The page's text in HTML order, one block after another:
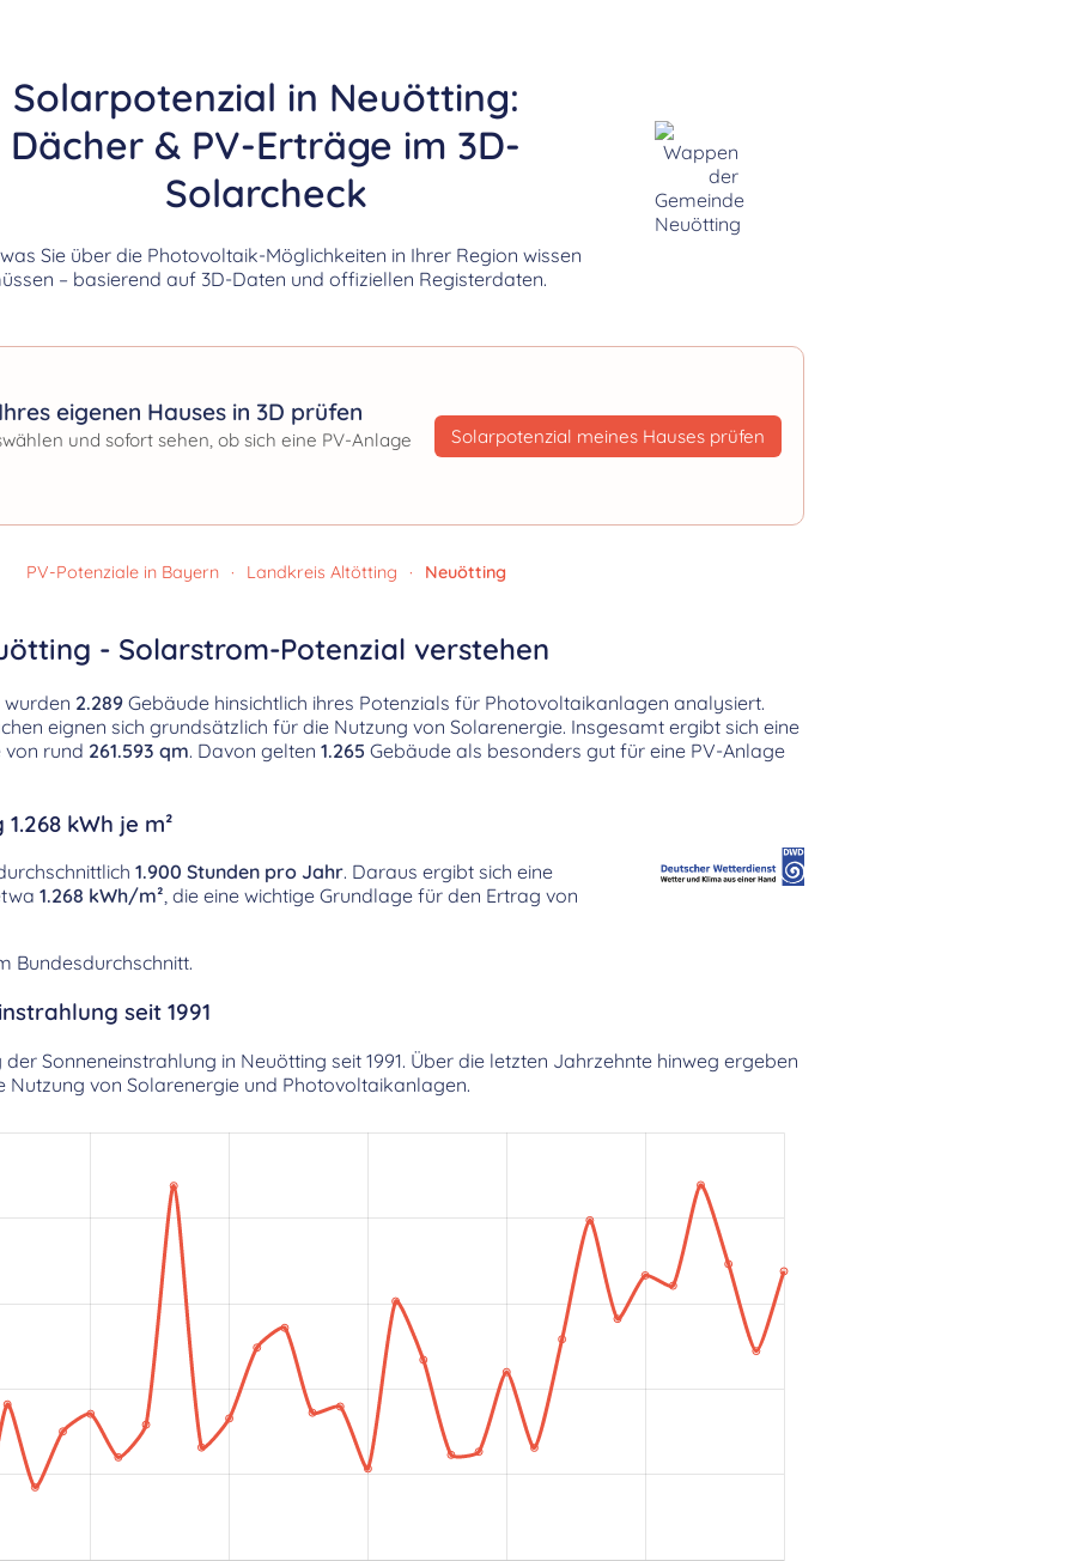
Solarpotenzial in Neuötting:
Dächer & PV-Erträge im 3D-
Solarcheck
Sie über die Photovoltaik-Möglichkeiten in Ihrer Region wissen
– basierend auf 3D-Daten und offiziellen Registerdaten.
eigenen Hauses in 3D prüfen
und sofort sehen, ob sich eine PV-Anlage
Solarpotenzial meines Hauses prüfen
PV-Potenziale in Bayern · Landkreis Altötting · Neuötting
- Solarstrom-Potenzial verstehen
2.289 Gebäude hinsichtlich ihres Potenzials für Photovoltaikanlagen analysiert.
eignen sich grundsätzlich für die Nutzung von Solarenergie. Insgesamt ergibt sich eine
rund 261.593 qm. Davon gelten 1.265 Gebäude als besonders gut für eine PV-Anlage
kWh je m²
1.900 Stunden pro Jahr. Daraus ergibt sich eine
1.268 kWh/m², die eine wichtige Grundlage für den Ertrag von
Bundesdurchschnitt.
seit 1991
Sonneneinstrahlung in Neuötting seit 1991. Über die letzten Jahrzehnte hinweg ergeben
Nutzung von Solarenergie und Photovoltaikanlagen.